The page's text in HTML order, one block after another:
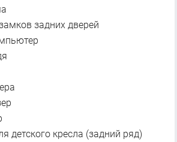
задних дверей
детского кресла (задний ряд)